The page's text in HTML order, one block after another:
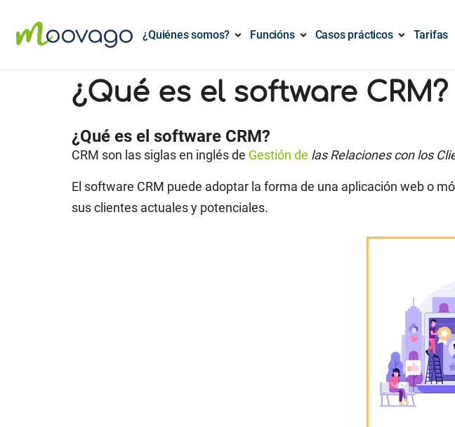
¿Quiénes somos? Funcións Casos prácticos Tarifas
¿Qué es el software
¿Qué es el software CRM?
CRM son las siglas en inglés de Gestión de las Relaciones con los
El software CRM puede adoptar la forma de una aplicación web o
sus clientes actuales y potenciales.